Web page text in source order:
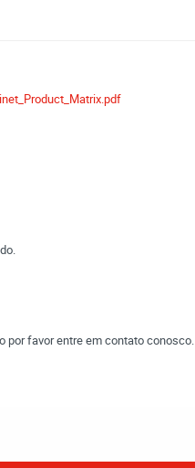
por favor entre em contato conosco.